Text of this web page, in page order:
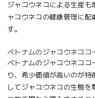
ジャコウネコによる生産も
ャコウネコの健康管理に
す。
ベトナムのジャコウネココ
ベトナムのジャコウネココ
り、希少価値が高いのが特
してジャコウネコの生態